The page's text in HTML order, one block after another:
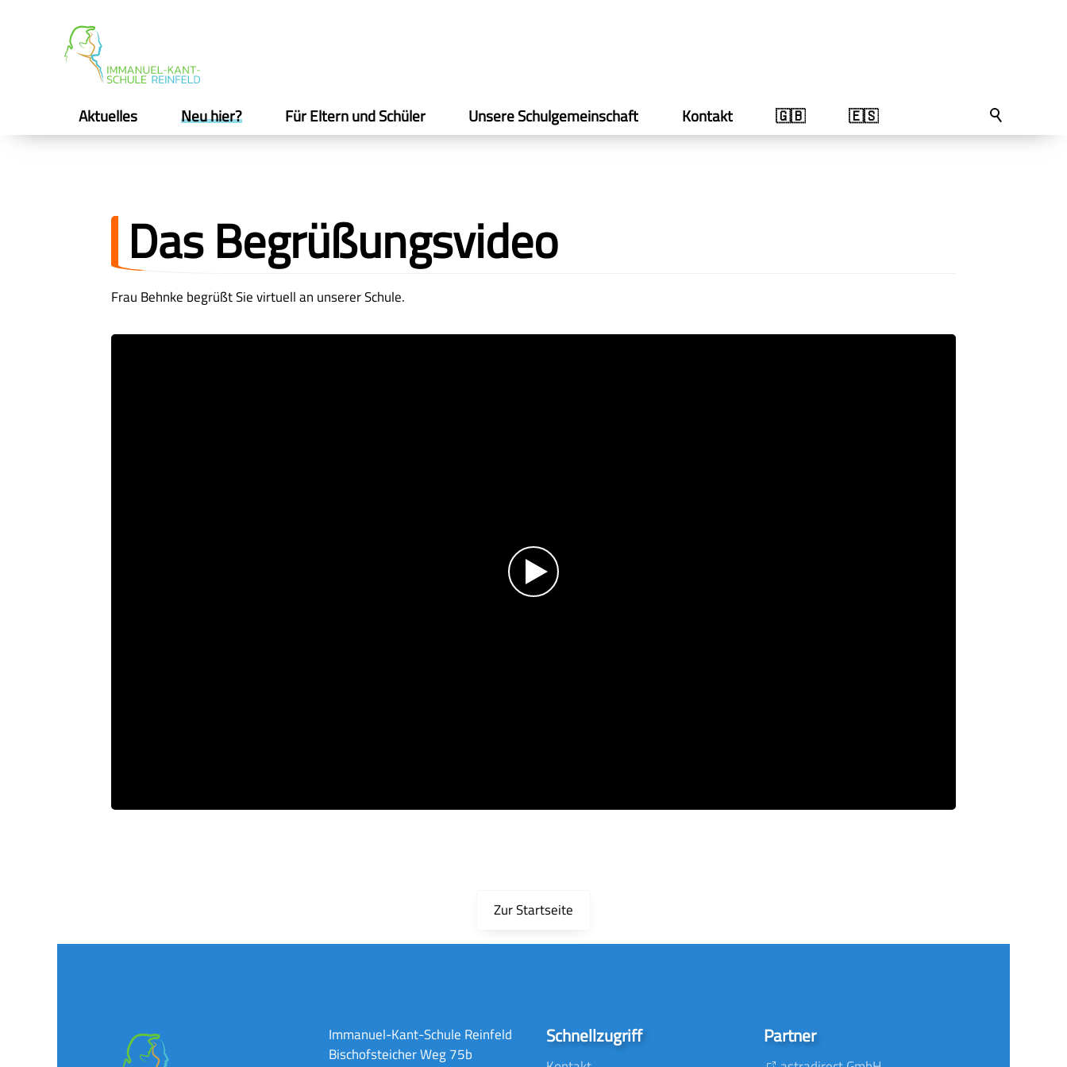
Aktuelles Neu hier? Für Eltern und Schüler Unsere Schulgemeinschaft Kontakt 🇬🇧 🇪🇸
Das Begrüßungsvideo
Frau Behnke begrüßt Sie virtuell an unserer Schule.
Zur Startseite
Immanuel-Kant-Schule Reinfeld
Bischofsteicher Weg 75b
Schnellzugriff Partner